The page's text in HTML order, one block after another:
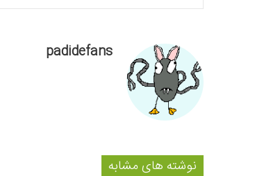
padidefans
نوشته های مشابه